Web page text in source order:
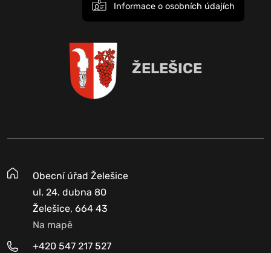
Informace o osobních údajích
ŽELEŠICE
Obecní úřad Želešice
ul. 24. dubna 80
Želešice, 664 43
Na mapě
+420 547 217 527